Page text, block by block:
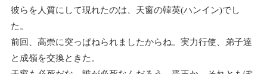
彼らを人質にして現れたのは、天窗の韓英(ハンイン)でし
た。
前回、高崇に突っぱねられましたからね。実力行使、弟子達
と成嶺を交換ときた。